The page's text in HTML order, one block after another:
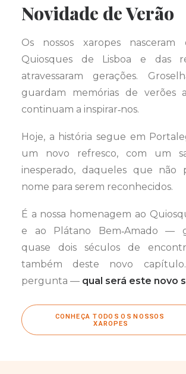
Novidade de Verão
Os nossos xaropes nasceram
Quiosques de Lisboa e das
atravessaram gerações.
guardam memórias de verões
continuam a inspirar‑nos.
Hoje, a história segue em
um novo refresco, com um
inesperado, daqueles que não
nome para serem reconhecidos.
É a nossa homenagem ao
e ao Plátano Bem‑Amado —
quase dois séculos de
também deste novo
pergunta — qual será este novo
CONHEÇA TODOS OS NOSSOS
XAROPES